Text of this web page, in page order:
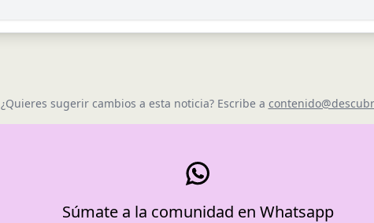
¿Quieres sugerir cambios a esta noticia? Escribe a
Súmate a la comunidad en Whatsapp